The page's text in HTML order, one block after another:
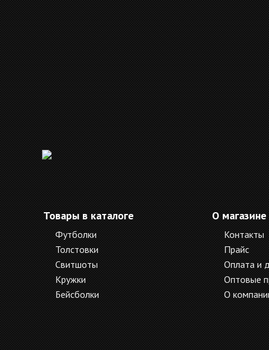
Товары в каталоге
Футболки
Толстовки
Свитшоты
Кружки
Бейсболки
О магазине
Контакты
Прайс
Оплата и
Оптовые
О